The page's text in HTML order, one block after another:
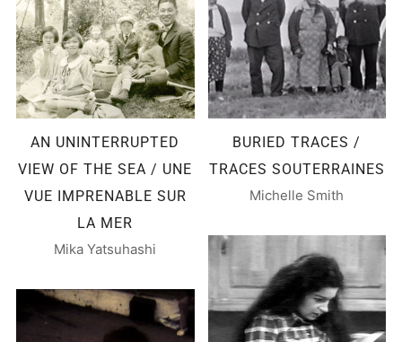
AN UNINTERRUPTED
VIEW OF THE SEA / UNE
VUE IMPRENABLE SUR
LA MER
Mika Yatsuhashi
BURIED TRACES /
TRACES SOUTERRAINES
Michelle Smith